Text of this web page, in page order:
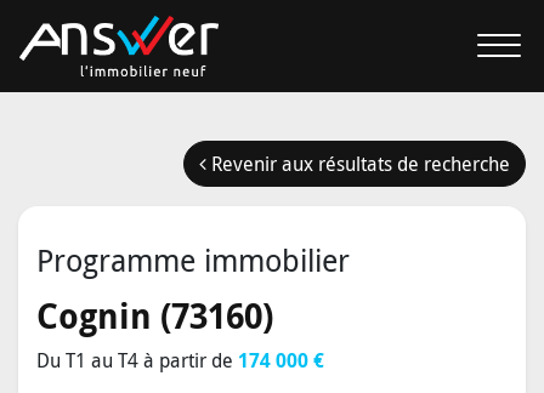
Revenir aux résultats de recherche
Programme immobilier
Cognin (73160)
Du T1 au T4 à partir de 174 000 €